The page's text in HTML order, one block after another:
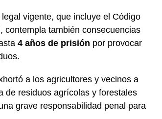
vigente, que incluye el Código
contempla también consecuencias
4 años de prisión por provocar
a los agricultores y vecinos a
de residuos agrícolas y forestales
grave responsabilidad penal para